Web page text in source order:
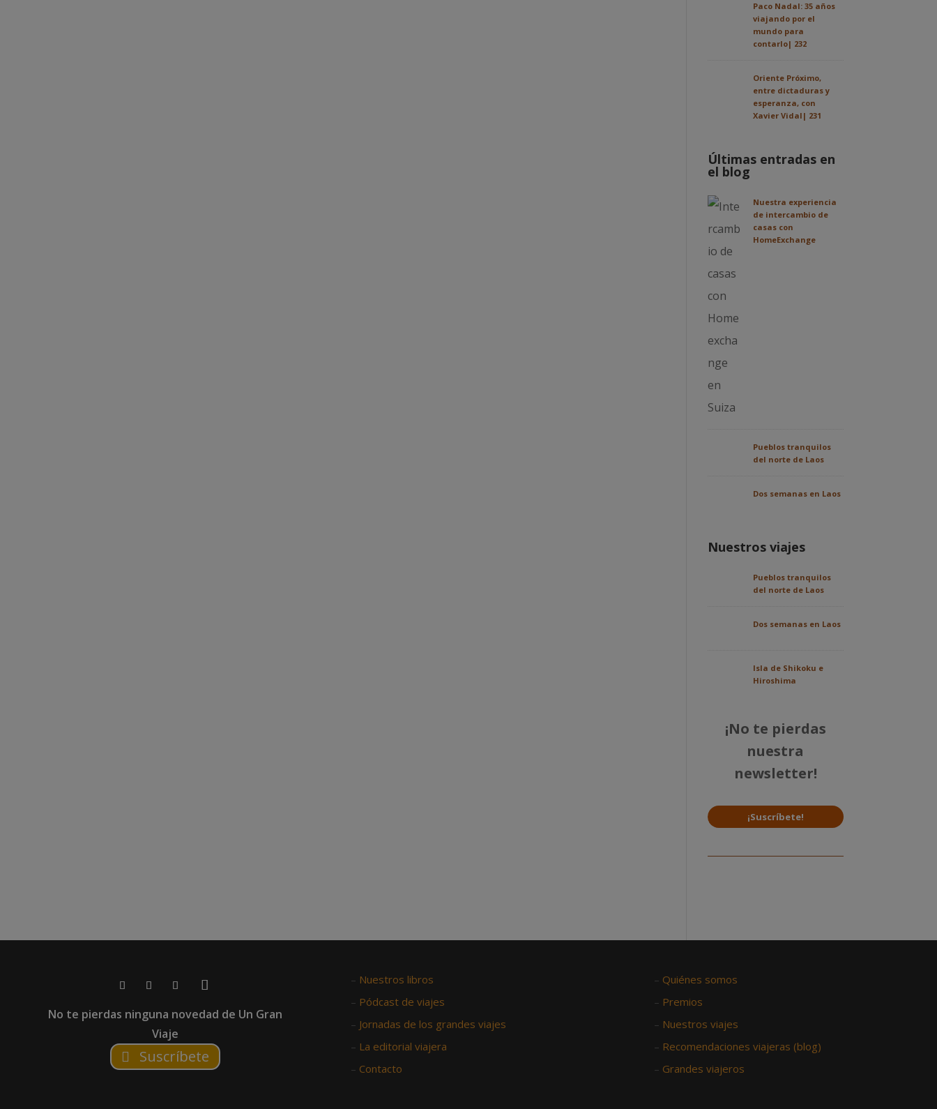
Paco Nadal: 35 años
viajando por el
mundo para
contarlo| 232
Oriente Próximo,
entre dictaduras y
esperanza, con
Xavier Vidal| 231
Últimas entradas en
el blog
Nuestra experiencia
de intercambio de
casas con
HomeExchange
Pueblos tranquilos
del norte de Laos
Dos semanas en Laos
Nuestros viajes
Pueblos tranquilos
del norte de Laos
Dos semanas en Laos
Isla de Shikoku e
Hiroshima
¡No te pierdas
nuestra
newsletter!
¡Suscríbete!
No te pierdas ninguna novedad de Un Gran
Viaje
Suscríbete
– Nuestros libros
– Pódcast de viajes
– Jornadas de los grandes viajes
– La editorial viajera
– Contacto
– Quiénes somos
– Premios
– Nuestros viajes
– Recomendaciones viajeras (blog)
– Grandes viajeros